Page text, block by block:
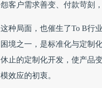
怨客户需求善变、付款苛刻
这种局面，也催生了To B行
困境之一，是标准化与定制
休止的定制化开发，使产品
模效应的初衷。